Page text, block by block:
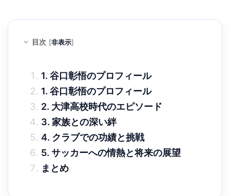
目次 [非表示]
1. 谷口彰悟のプロフィール
1. 谷口彰悟のプロフィール
2. 大津高校時代のエピソード
3. 家族との深い絆
4. クラブでの功績と挑戦
5. サッカーへの情熱と将来の展望
まとめ